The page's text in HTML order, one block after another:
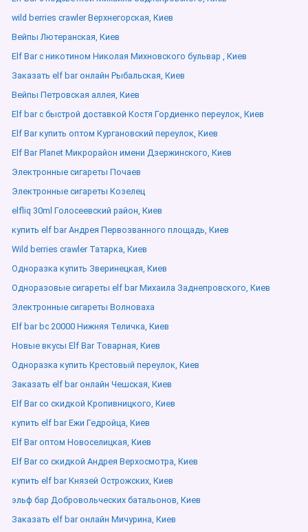
wild berries crawler Верхнегорская, Киев
Вейпы Лютеранская, Киев
Elf Bar с никотином Николая Михновского бульвар , Киев
Заказать elf bar онлайн Рыбальская, Киев
Вейпы Петровская аллея, Киев
Elf bar с быстрой доставкой Костя Гордиенко переулок, Киев
Elf Bar купить оптом Кургановский переулок, Киев
Elf Bar Planet Микрорайон имени Дзержинского, Киев
Электронные сигареты Почаев
Электронные сигареты Козелец
elfliq 30ml Голосеевский район, Киев
купить elf bar Андрея Первозванного площадь, Киев
Wild berries crawler Татарка, Киев
Одноразка купить Зверинецкая, Киев
Одноразовые сигареты elf bar Михаила Заднепровского, Киев
Электронные сигареты Волноваха
Elf bar bc 20000 Нижняя Теличка, Киев
Новые вкусы Elf Bar Товарная, Киев
Одноразка купить Крестовый переулок, Киев
Заказать elf bar онлайн Чешская, Киев
Elf Bar со скидкой Кропивницкого, Киев
купить elf bar Ежи Гедройца, Киев
Elf Bar оптом Новоселицкая, Киев
Elf Bar со скидкой Андрея Верхосмотра, Киев
купить elf bar Князей Острожских, Киев
эльф бар Добровольческих батальонов, Киев
Заказать elf bar онлайн Мичурина, Киев